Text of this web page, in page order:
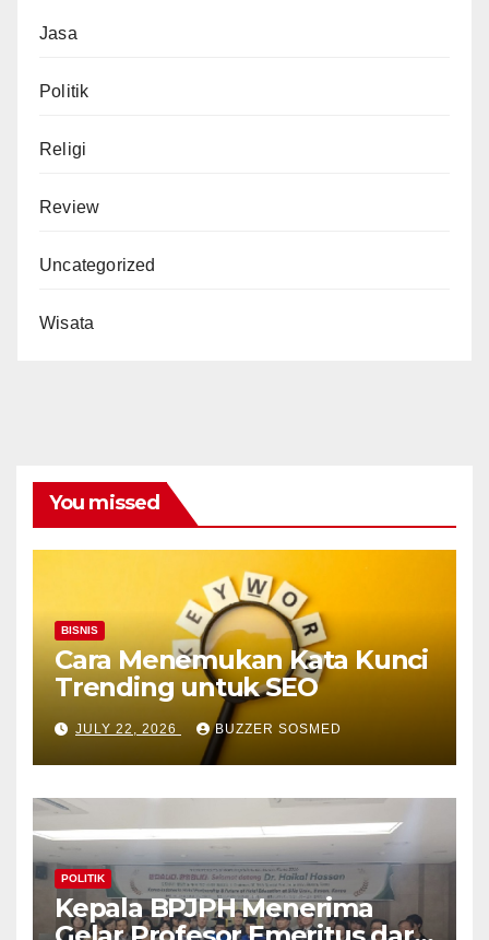
Jasa
Politik
Religi
Review
Uncategorized
Wisata
You missed
BISNIS
Cara Menemukan Kata Kunci
Trending untuk SEO
JULY 22, 2026 BUZZER SOSMED
POLITIK
Kepala BPJPH Menerima